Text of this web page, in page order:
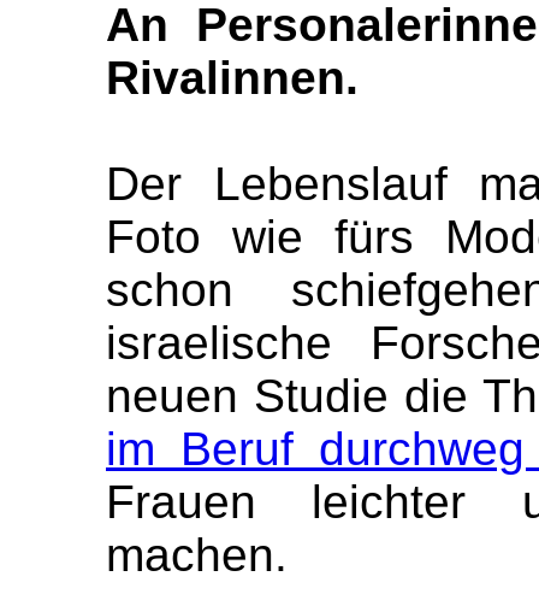
An
Rivalinnen.
Der Lebenslauf
Foto wie fürs
schon
israelische
neuen Studie die
im Beruf
Frauen leichter
machen.